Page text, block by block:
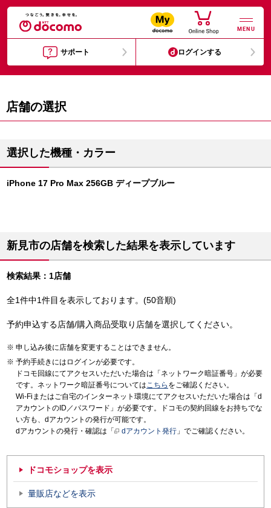
MENU
サポート ログインする
店舗の選択
選択した機種・カラー
iPhone 17 Pro Max 256GB ディープブルー
新見市の店舗を検索した結果を表示しています
検索結果：1店舗
全1件中1件目を表示しております。(50音順)
予約申込する店舗/購入商品受取り店舗を選択してください。
申し込み後に店舗を変更することはできません。
予約手続きにはログインが必要です。
ドコモ回線にてアクセスいただいた場合は「ネットワーク暗証番号」が必要
です。ネットワーク暗証番号についてはこちら をご確認ください。
Wi-Fiまたはご自宅のインターネット環境にてアクセスいただいた場合は「d
アカウントのID／パスワード」が必要です。ドコモの契約回線をお持ちでな
い方も、dアカウントの発行が可能です。
dアカウントの発行・確認は「
dアカウント発行 」でご確認ください。
ドコモショップを表示
量販店などを表示